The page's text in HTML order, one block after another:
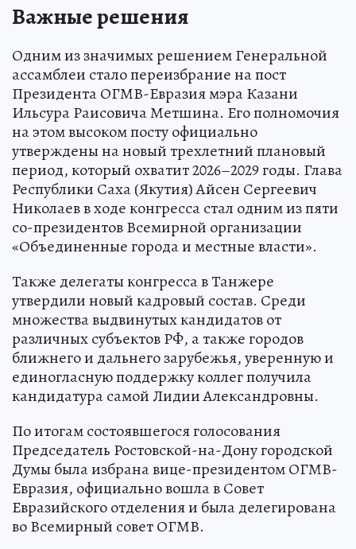
Важные решения
Одним из значимых решением Генеральной
ассамблеи стало переизбрание на пост
Президента ОГМВ-Евразия мэра Казани
Ильсура Раисовича Метшина. Его полномочия
на этом высоком посту официально
утверждены на новый трехлетний плановый
период, который охватит 2026–2029 годы. Глава
Республики Саха (Якутия) Айсен Сергеевич
Николаев в ходе конгресса стал одним из пяти
со-президентов Всемирной организации
«Объединенные города и местные власти».
Также делегаты конгресса в Танжере
утвердили новый кадровый состав. Среди
множества выдвинутых кандидатов от
различных субъектов РФ, а также городов
ближнего и дальнего зарубежья, уверенную и
единогласную поддержку коллег получила
кандидатура самой Лидии Александровны.
По итогам состоявшегося голосования
Председатель Ростовской-на-Дону городской
Думы была избрана вице-президентом ОГМВ-
Евразия, официально вошла в Совет
Евразийского отделения и была делегирована
во Всемирный совет ОГМВ.